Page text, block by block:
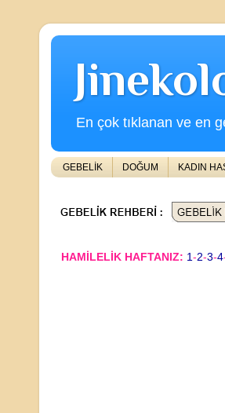
En çok tıklanan ve en
GEBELİK DOĞUM KADIN
HAMİLELİK HAFTANIZ: 1-2-3-4